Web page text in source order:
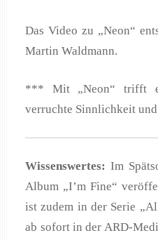
Das Video zu „Neon“
Martin Waldmann.
*** Mit „Neon“ trifft
verruchte Sinnlichkeit
Wissenswertes: Im
Album „I’m Fine“
ist zudem in der Serie
ab sofort in der ARD-